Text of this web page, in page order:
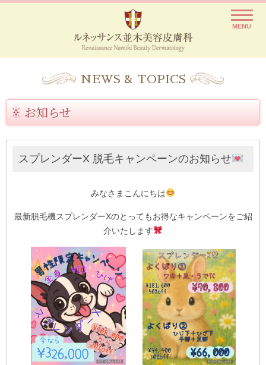
ルネッサンス並木美容皮膚科
レーザー脱毛や医療脱毛を痛いと思っていませんか？
NEWS & TOPICS
お知らせ
スプレンダーX 脱毛キャンペーンのお知らせ
みなさまこんにちは
最新脱毛機スプレンダーXのとってもお得なキャンペーンをご紹
介いたします
MENU